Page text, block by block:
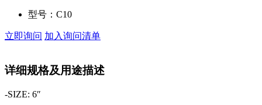
型号： C10
立即询问 加入询问清单
详细规格及用途描述
-SIZE: 6″